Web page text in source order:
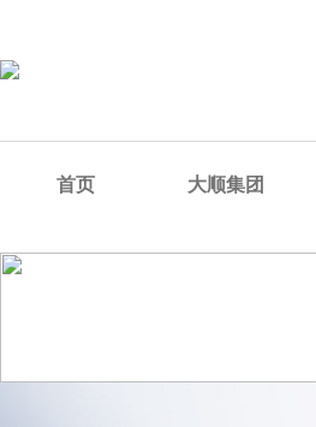
首页 大顺集团